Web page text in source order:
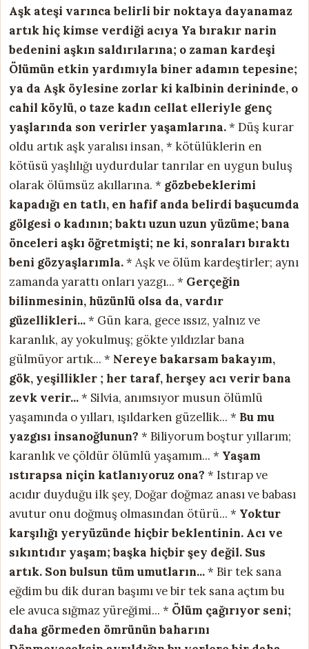
Aşk ateşi varınca belirli bir noktaya dayanamaz
artık hiç kimse verdiği acıya Ya bırakır narin
bedenini aşkın saldırılarına; o zaman kardeşi
Ölümün etkin yardımıyla biner adamın tepesine;
ya da Aşk öylesine zorlar ki kalbinin derininde, o
cahil köylü, o taze kadın cellat elleriyle genç
yaşlarında son verirler yaşamlarına.* Düş kurar
oldu artık aşk yaralısı insan, * kötülüklerin en
kötüsü yaşlılığı uydurdular tanrılar en uygun buluş
olarak ölümsüz akıllarına. * gözbebeklerimi
kapadığı en tatlı, en hafif anda belirdi başucumda
gölgesi o kadının; baktı uzun uzun yüzüme; bana
önceleri aşkı öğretmişti; ne ki, sonraları bıraktı
beni gözyaşlarımla.* Aşk ve ölüm kardeştirler; aynı
zamanda yarattı onları yazgı... * Gerçeğin
bilinmesinin, hüzünlü olsa da, vardır
güzellikleri...* Gün kara, gece ıssız, yalnız ve
karanlık, ay yokulmuş; gökte yıldızlar bana
gülmüyor artık... * Nereye bakarsam bakayım,
gök, yeşillikler ; her taraf,herşey acı verir bana
zevk verir...* Silvia, anımsıyor musun ölümlü
yaşamında o yılları, ışıldarken güzellik... * Bu mu
yazgısı insanoğlunun? * Biliyorum boştur yıllarım;
karanlık ve çöldür ölümlü yaşamım... * Yaşam
ıstırapsa niçin katlanıyoruz ona? * Istırap ve
acıdır duyduğu ilk şey, Doğar doğmaz anası ve babası
avutur onu doğmuş olmasından ötürü... * Yoktur
karşılığı yeryüzünde hiçbir beklentinin. Acı ve
sıkıntıdır yaşam; başka hiçbir şey değil. Sus
artık. Son bulsun tüm umutların...* Bir tek sana
eğdim bu dik duran başımı ve bir tek sana açtım bu
ele avuca sığmaz yüreğimi... * Ölüm çağırıyor seni;
daha görmeden ömrünün baharını